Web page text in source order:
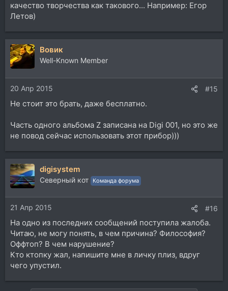
качество творчества как такового... Например: Егор
Летов)
Вовик
Well-Known Member
20 Апр 2015 #15
Не стоит это брать, даже бесплатно.
Часть одного альбома Z записана на Digi 001, но это же
не повод сейчас использовать этот прибор)))
digisystem
Северный кот Команда форума
21 Апр 2015 #16
На одно из последних сообщений поступила жалоба.
Читаю, не могу понять, в чем причина? Философия?
Оффтоп? В чем нарушение?
Кто ктопку жал, напишите мне в личку плиз, вдруг
чего упустил.